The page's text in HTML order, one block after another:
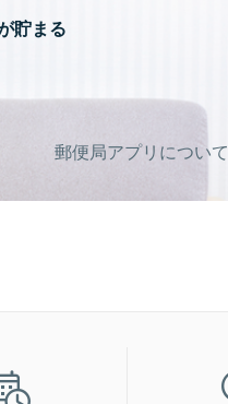
貯まる
郵便局アプリについて